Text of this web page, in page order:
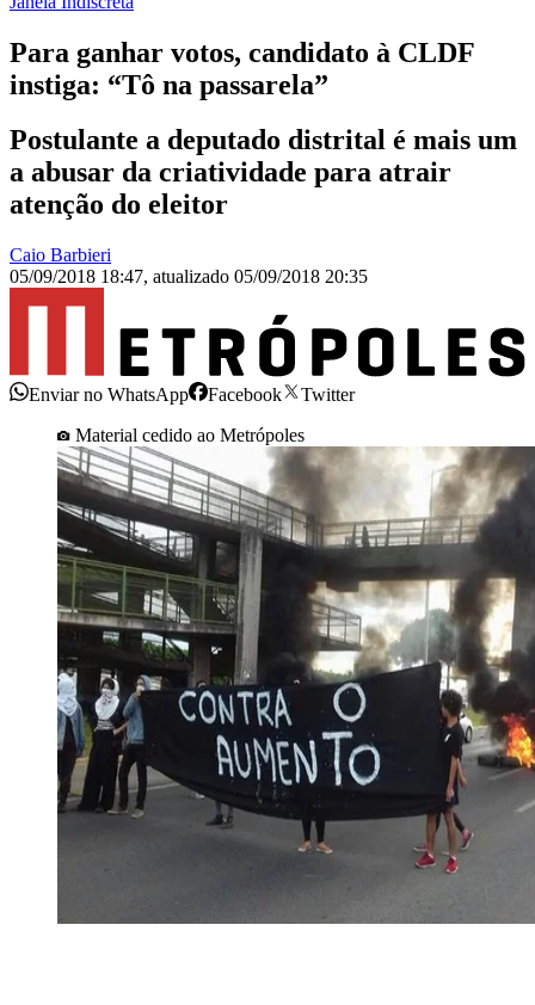
Para ganhar votos, candidato à CLDF
instiga: “Tô na passarela”
Postulante a deputado distrital é mais um
a abusar da criatividade para atrair
atenção do eleitor
Caio Barbieri
05/09/2018 18:47, atualizado 05/09/2018 20:35
Enviar no WhatsApp Facebook
Twitter
Material cedido ao Metrópoles